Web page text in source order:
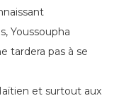
Youssoupha
tardera pas à se
et surtout aux